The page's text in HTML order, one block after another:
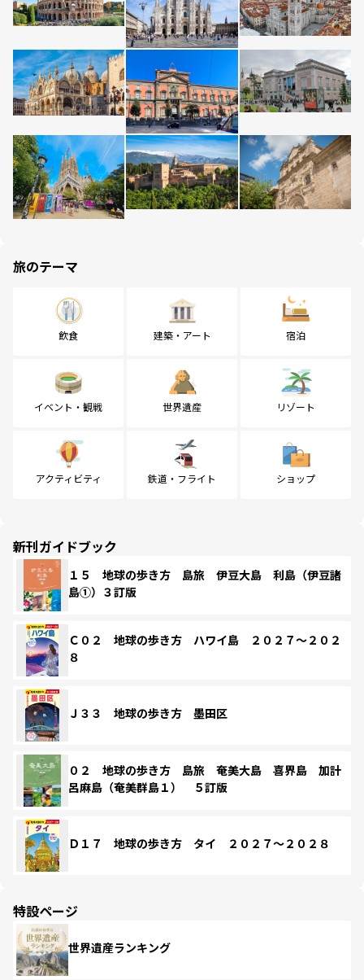
旅のテーマ
飲食 建築・アート 宿泊
イベント・観戦 世界遺産 リゾート
アクティビティ 鉄道・フライト ショップ
新刊ガイドブック
１５ 地球の歩き方 島旅 伊豆大島 利島（伊豆諸
島①）３訂版
Ｃ０２ 地球の歩き方 ハワイ島 ２０２７～２０２
８
Ｊ３３ 地球の歩き方 墨田区
０２ 地球の歩き方 島旅 奄美大島 喜界島 加計
呂麻島（奄美群島１） ５訂版
Ｄ１７ 地球の歩き方 タイ ２０２７～２０２８
特設ページ
世界遺産ランキング